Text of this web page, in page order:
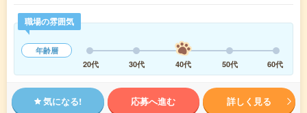
職場の雰囲気
年齢層
20代
30代 40代 50代 60代
気になる! 応募へ進む 詳しく見る